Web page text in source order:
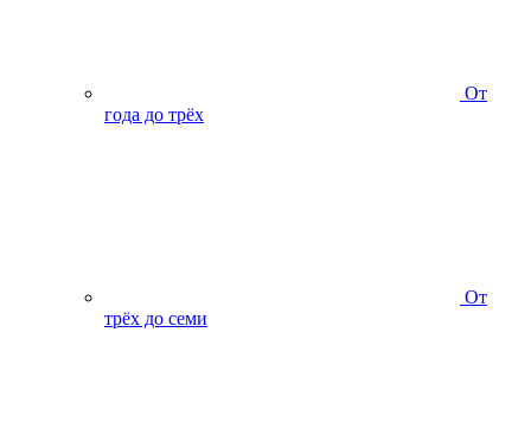
От
года до трёх
От
трёх до семи